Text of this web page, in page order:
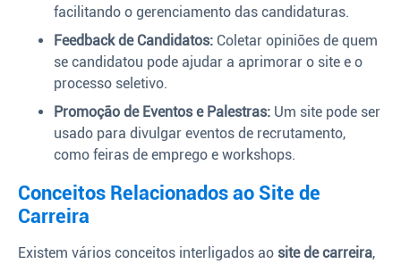
facilitando o gerenciamento das candidaturas.
Feedback de Candidatos: Coletar opiniões de quem
se candidatou pode ajudar a aprimorar o site e o
processo seletivo.
Promoção de Eventos e Palestras: Um site pode ser
usado para divulgar eventos de recrutamento,
como feiras de emprego e workshops.
Conceitos Relacionados ao Site de
Carreira
Existem vários conceitos interligados ao site de carreira,